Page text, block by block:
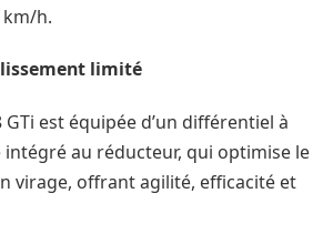
km/h.
limité
GTi est équipée d’un différentiel à
au réducteur, qui optimise le
virage, offrant agilité, efficacité et